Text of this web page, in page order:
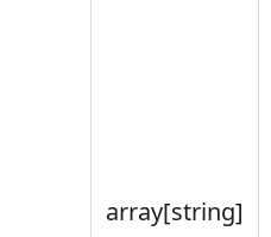
array[string]